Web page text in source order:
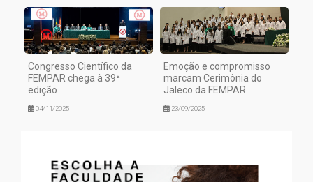
Congresso Científico da
FEMPAR chega à 39ª
edição
04/11/2025
Emoção e compromisso
marcam Cerimônia do
Jaleco da FEMPAR
23/09/2025